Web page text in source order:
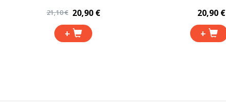
21,10 € 20,90 €
+
20,90 €
+